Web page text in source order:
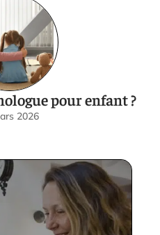
pour enfant ?
2026